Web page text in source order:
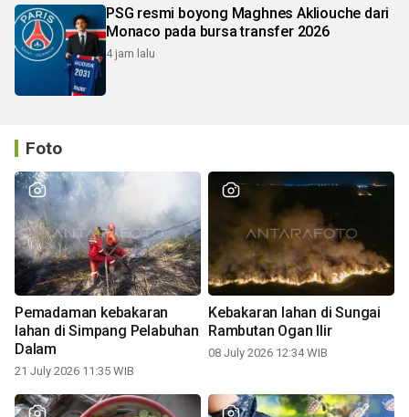
PSG resmi boyong Maghnes Akliouche dari
Monaco pada bursa transfer 2026
4 jam lalu
Foto
Pemadaman kebakaran
lahan di Simpang Pelabuhan
Dalam
21 July 2026 11:35 WIB
Kebakaran lahan di Sungai
Rambutan Ogan Ilir
08 July 2026 12:34 WIB